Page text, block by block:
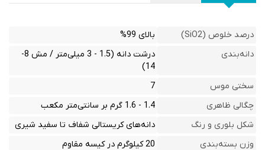
درصد خلوص (SiO2)
بالای 99%
دانه‌بندی
درشت دانه (1.5 - 3 میلی‌متر / مش 8-
14)
سختی موس
7
چگالی ظاهری
1.4 - 1.6 گرم بر سانتی‌متر مکعب
شکل بلوری و رنگ
دانه‌های کریستالی شفاف تا سفید شیری
وزن بسته‌بندی
20 کیلوگرم در کیسه مقاوم